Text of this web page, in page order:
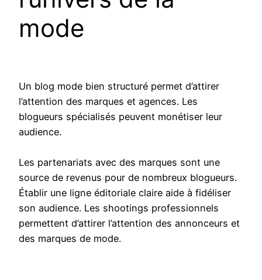
mode
Un blog mode bien structuré permet d’attirer
l’attention des marques et agences. Les
blogueurs spécialisés peuvent monétiser leur
audience.
Les partenariats avec des marques sont une
source de revenus pour de nombreux blogueurs.
Établir une ligne éditoriale claire aide à fidéliser
son audience. Les shootings professionnels
permettent d’attirer l’attention des annonceurs et
des marques de mode.